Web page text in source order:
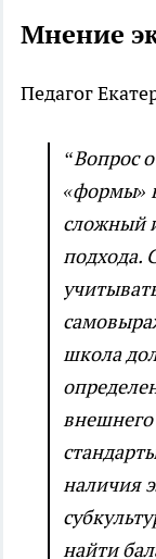
Мнение
Педагог
“Вопрос
«формы»
сложный
подхода.
школа
внешнего
наличия
найти